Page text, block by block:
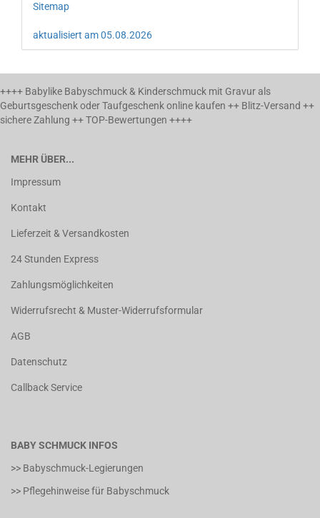
Sitemap
aktualisiert am 05.08.2026
++++ Babylike Babyschmuck & Kinderschmuck mit Gravur als
Geburtsgeschenk oder Taufgeschenk online kaufen ++ Blitz-Versand ++
sichere Zahlung ++ TOP-Bewertungen ++++
MEHR ÜBER...
Impressum
Kontakt
Lieferzeit & Versandkosten
24 Stunden Express
Zahlungsmöglichkeiten
Widerrufsrecht & Muster-Widerrufsformular
AGB
Datenschutz
Callback Service
BABY SCHMUCK INFOS
>> Babyschmuck-Legierungen
>> Pflegehinweise für Babyschmuck